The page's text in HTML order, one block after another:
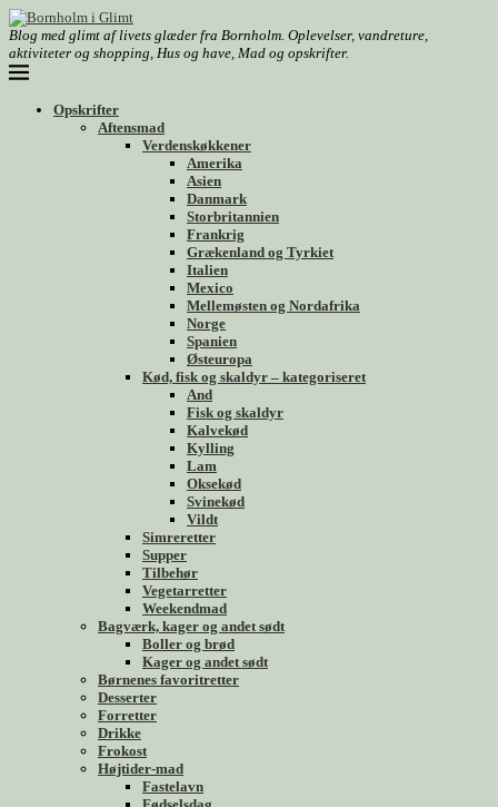
Blog med glimt af livets glæder fra Bornholm. Oplevelser, vandreture,
aktiviteter og shopping, Hus og have, Mad og opskrifter.
Opskrifter
Aftensmad
Verdenskøkkener
Amerika
Asien
Danmark
Storbritannien
Frankrig
Grækenland og Tyrkiet
Italien
Mexico
Mellemøsten og Nordafrika
Norge
Spanien
Østeuropa
Kød, fisk og skaldyr – kategoriseret
And
Fisk og skaldyr
Kalvekød
Kylling
Lam
Oksekød
Svinekød
Vildt
Simreretter
Supper
Tilbehør
Vegetarretter
Weekendmad
Bagværk, kager og andet sødt
Boller og brød
Kager og andet sødt
Børnenes favoritretter
Desserter
Forretter
Drikke
Frokost
Højtider-mad
Fastelavn